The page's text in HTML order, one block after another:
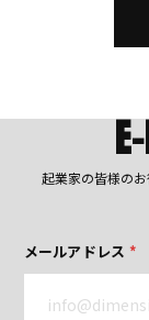
起業家の皆様の
メールアドレス *